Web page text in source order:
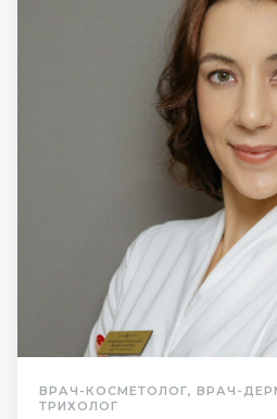
ВРАЧ-КОСМЕТОЛОГ, ВРАЧ-
ТРИХОЛОГ